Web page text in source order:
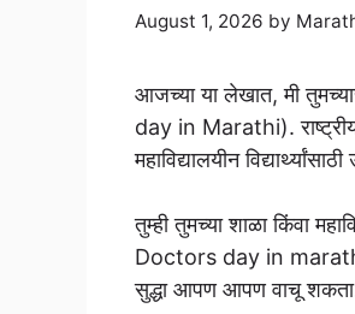
August 1, 2026 by
आजच्या या लेखात, मी
day in Marathi). राष्ट्रीय
महाविद्यालयीन
तुम्ही तुमच्या शाळा किंवा
Doctors day in marathi)
सुद्धा आपण आपण वाचू